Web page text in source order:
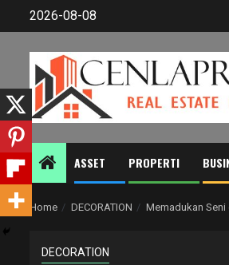
2026-08-08
ASSET PROPERTI
Home DECORATION Memadukan Seni
DECORATION